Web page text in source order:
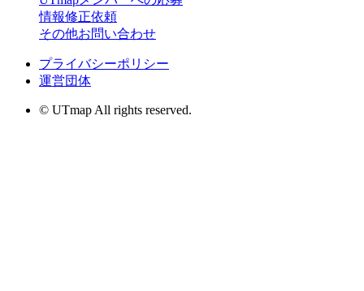
情報修正依頼
その他お問い合わせ
プライバシーポリシー
運営団体
© UTmap All rights reserved.